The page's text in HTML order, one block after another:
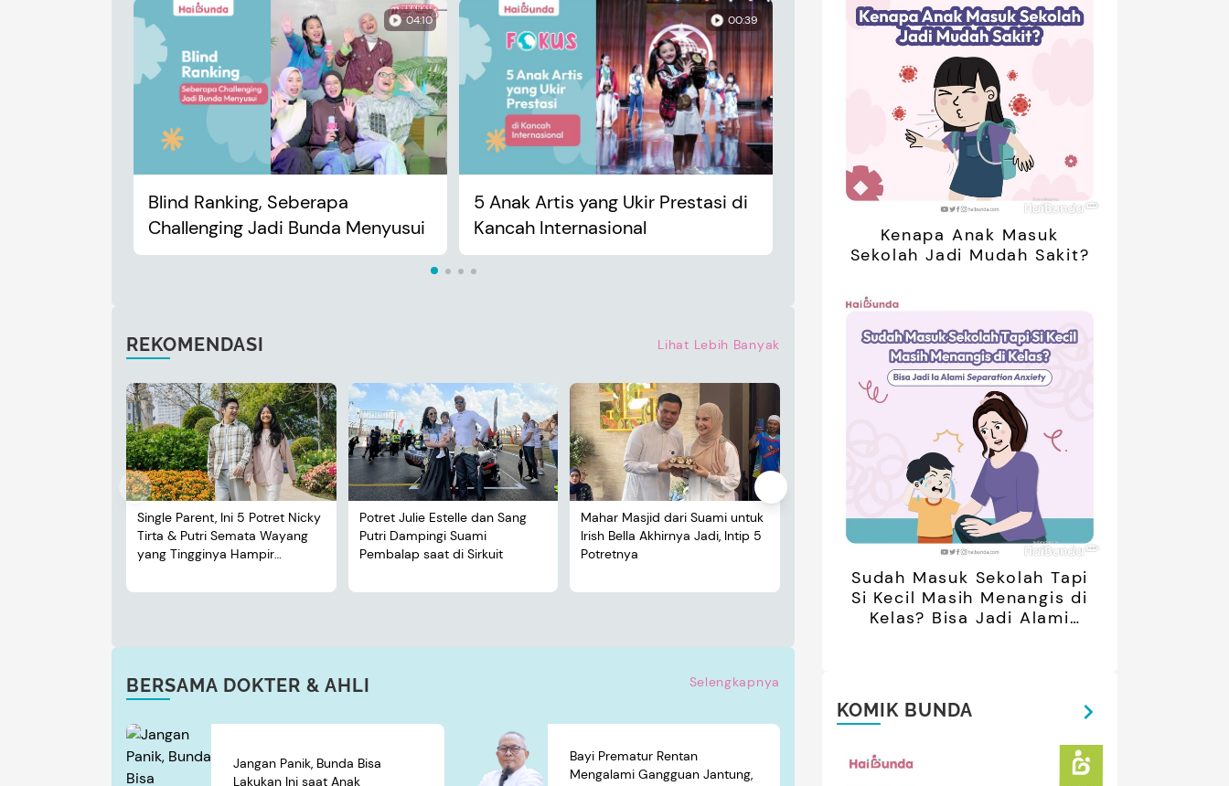
Blind Ranking, Seberapa
Challenging Jadi Bunda Menyusui
04:10
5 Anak Artis yang Ukir Prestasi di
Kancah Internasional
00:39
Anak Bosan Saat Libur? Coba 7
Mainan Tanpa Gadget Ini!
01:20
REKOMENDASI Lihat Lebih Banyak
Single Parent, Ini 5 Potret Nicky
Tirta & Putri Semata Wayang
yang Tingginya Hampir
Potret Julie Estelle dan Sang
Putri Dampingi Suami
Pembalap saat di Sirkuit
Mahar Masjid dari Suami untuk
Irish Bella Akhirnya Jadi, Intip 5
Potretnya
Deretan Artis yang Menetap di
Luar Negeri Usai Menikah, Intip
5 Potret Kedekatan Alyssa
Daguise Bersama Ayahanda
asal Prancis, Dipuji Tampan
oleh Netizen
BERSAMA DOKTER & AHLI Selengkapnya
Jangan Panik, Bunda Bisa
Lakukan Ini saat Anak
Bayi Prematur Rentan
Mengalami Gangguan Jantung,
Kenapa Anak Masuk
Sekolah Jadi Mudah Sakit?
Sudah Masuk Sekolah Tapi
Si Kecil Masih Menangis di
Kelas? Bisa Jadi Alami
KOMIK BUNDA